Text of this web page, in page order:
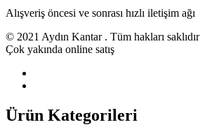
Alışveriş öncesi ve sonrası hızlı iletişim ağı
© 2021 Aydın Kantar . Tüm hakları saklıdır
Çok yakında online satış
Ürün Kategorileri